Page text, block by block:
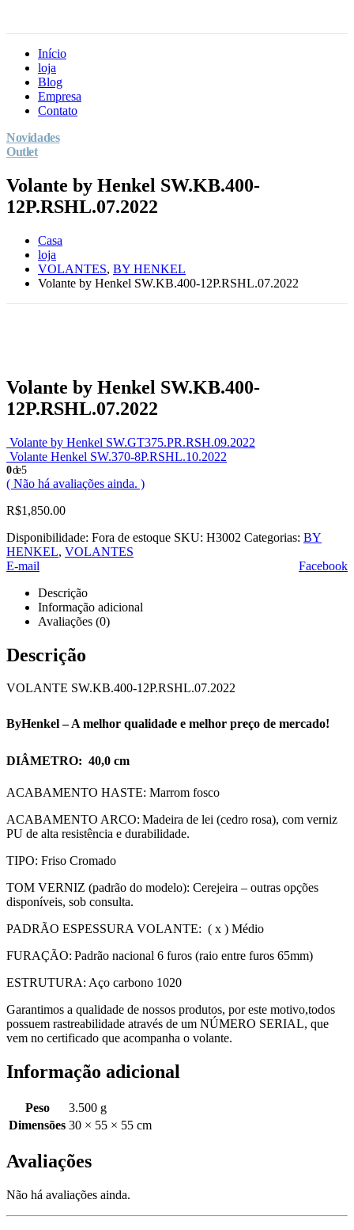
Início
loja
Blog
Empresa
Contato
Novidades
Outlet
Volante by Henkel SW.KB.400-
12P.RSHL.07.2022
Casa
loja
VOLANTES, BY HENKEL
Volante by Henkel SW.KB.400-12P.RSHL.07.2022
Volante by Henkel SW.KB.400-
12P.RSHL.07.2022
Volante by Henkel SW.GT375.PR.RSH.09.2022
Volante Henkel SW.370-8P.RSHL.10.2022
0de 5
( Não há avaliações ainda. )
R$1,850.00
Disponibilidade: Fora de estoque SKU: H3002 Categorias: BY
HENKEL, VOLANTES
Facebook
E-mail
Descrição
Informação adicional
Avaliações (0)
Descrição
VOLANTE SW.KB.400-12P.RSHL.07.2022
ByHenkel – A melhor qualidade e melhor preço de mercado!
DIÂMETRO: 40,0 cm
ACABAMENTO HASTE: Marrom fosco
ACABAMENTO ARCO: Madeira de lei (cedro rosa), com verniz
PU de alta resistência e durabilidade.
TIPO: Friso Cromado
TOM VERNIZ (padrão do modelo): Cerejeira – outras opções
disponíveis, sob consulta.
PADRÃO ESPESSURA VOLANTE: ( x ) Médio
FURAÇÃO: Padrão nacional 6 furos (raio entre furos 65mm)
ESTRUTURA: Aço carbono 1020
Garantimos a qualidade de nossos produtos, por este motivo,todos
possuem rastreabilidade através de um NÚMERO SERIAL, que
vem no certificado que acompanha o volante.
Informação adicional
Peso
3.500 g
Dimensões 30 × 55 × 55 cm
Avaliações
Não há avaliações ainda.